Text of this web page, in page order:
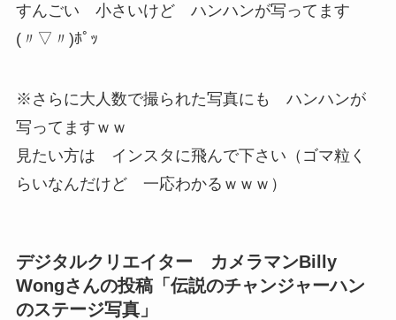
すんごい 小さいけど ハンハンが写ってます
(〃▽〃)ﾎﾟｯ
※さらに大人数で撮られた写真にも ハンハンが
写ってますｗｗ
見たい方は インスタに飛んで下さい（ゴマ粒く
らいなんだけど 一応わかるｗｗｗ）
デジタルクリエイター カメラマンBilly
Wongさんの投稿「伝説のチャンジャーハン
のステージ写真」